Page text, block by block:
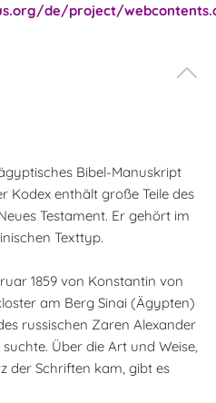
de/project/
Bibel-Manuskript
Kodex enthält große Teile des
Testament. Er gehört im
Texttyp.
1859 von Konstantin von
am Berg Sinai (Ägypten)
russischen Zaren Alexander
Über die Art und Weise,
der Schriften kam, gibt es